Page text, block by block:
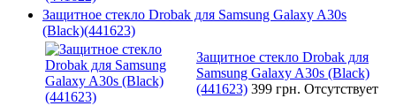
Защитное стекло Drobak для Samsung Galaxy A30s
(Black)(441623)
Защитное стекло Drobak для
Samsung Galaxy A30s (Black)
(441623) 399 грн. Отсутствует